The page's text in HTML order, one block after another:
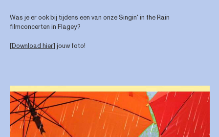
Was je er ook bij tijdens een van onze Singin' in the Rain
filmconcerten in Flagey?
[Download hier] jouw foto!
Open afbeelding in popup